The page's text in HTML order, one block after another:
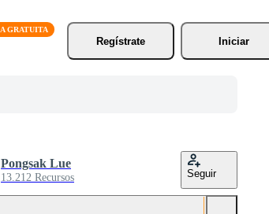
Regístrate
Iniciar
Pongsak Lue
13.212 Recursos Seguir